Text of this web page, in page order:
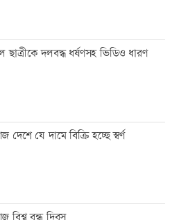
বাবা মারা গেছেন
গণমাধ্যমের স্বাধীনতায় বিশ্বাস করে:
টুকু
মহাপরিকল্পনার কাজ শিগগিরই শুরু
ছাত্রীকে দলবদ্ধ ধর্ষণসহ ভিডিও ধারণ
দেশে যে দামে বিক্রি হচ্ছে স্বর্ণ